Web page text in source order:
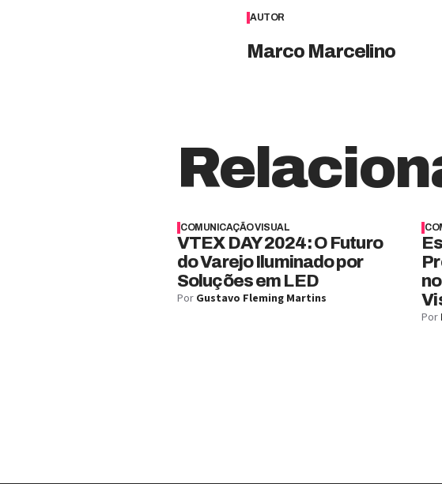
AUTOR
Marco Marcelino
COMUNICAÇÃO VISUAL
VTEX DAY 2024: O Futuro
do Varejo Iluminado por
Soluções em LED
Por Gustavo Fleming Martins
Por